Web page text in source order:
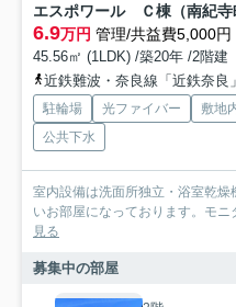
エスポワール Ｃ棟（南紀寺
6.9万円 管理/共益費5,000円
45.56㎡ (1LDK) /築20年 /2階建
近鉄難波・奈良線「近鉄奈良」駅
駐輪場 光ファイバー 敷地
公共下水
室内設備は洗面所独立・浴室乾
いお部屋になっております。モ
見る
募集中の部屋